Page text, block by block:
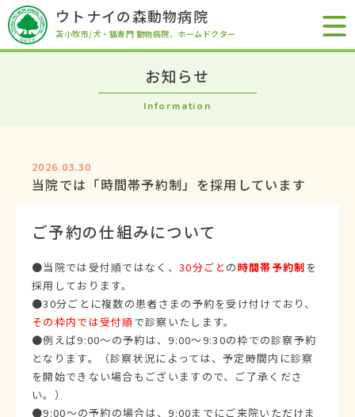
ウトナイの森動物病院
苫小牧市/犬・猫専門 動物病院、ホームドクター
お知らせ
Information
2026.03.30
当院では「時間帯予約制」を採用しています
ご予約の仕組みについて
●当院では受付順ではなく、 30分ごとの時間帯予約制 を
採用しております。
●30分ごとに複数の患者さまの予約を受け付けており、
その枠内では受付順で診察いたします。
●例えば9:00～の予約は、9:00～9:30の枠での診察予約
となります。（診察状況によっては、予定時間内に診察
を開始できない場合もございますので、ご了承くださ
い。）
●9:00～の予約の場合は、9:00までにご来院いただけま